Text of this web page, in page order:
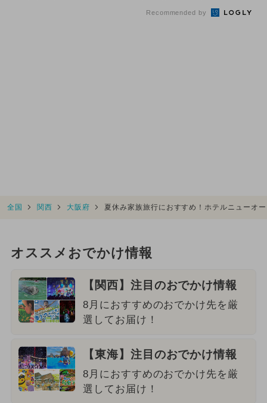
Recommended by
全国 関西 大阪府 夏休み家族旅行におすすめ！ホテルニューオ
オススメおでかけ情報
【関西】注目のおでかけ情報
8月におすすめのおでかけ先を厳
選してお届け！
【東海】注目のおでかけ情報
8月におすすめのおでかけ先を厳
選してお届け！